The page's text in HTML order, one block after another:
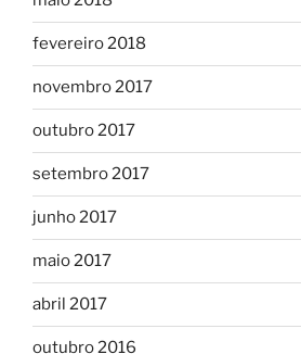
fevereiro 2018
novembro 2017
outubro 2017
setembro 2017
junho 2017
maio 2017
abril 2017
outubro 2016